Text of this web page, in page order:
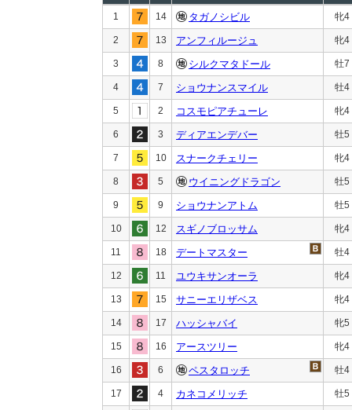
1 14 タガノシビル 牝4
2 13 アンフィルージュ 牝4
3 8 シルクマタドール 牡7
4 7 ショウナンスマイル 牡4
5 2 コスモピアチューレ 牝4
6 3 ディアエンデバー 牡5
7 10 スナークチェリー 牝4
8 5 ウイニングドラゴン 牡5
9 9 ショウナンアトム 牡5
10 12 スギノブロッサム 牝4
11 18 デートマスター 牡4
12 11 ユウキサンオーラ 牝4
13 15 サニーエリザベス 牝4
14 17 ハッシャバイ 牝5
15 16 アースツリー 牝4
16 6 ペスタロッチ 牡4
17 4 カネコメリッチ 牡5